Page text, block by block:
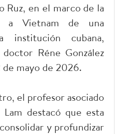
Ruz, en el marco de la
a Vietnam de una
institución cubana,
Réne González
de mayo de 2026.
el profesor asociado
destacó que esta
y profundizar